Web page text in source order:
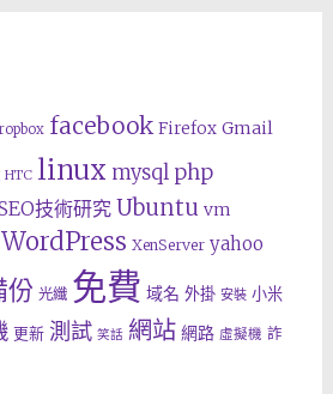
facebook Firefox Gmail
HTC linux mysql php
技術研究 Ubuntu vm
WordPress XenServer yahoo
份 光纖 免費 域名 外掛 安裝 小米
更新 測試 笑話 網站 網路 虛擬機 詐